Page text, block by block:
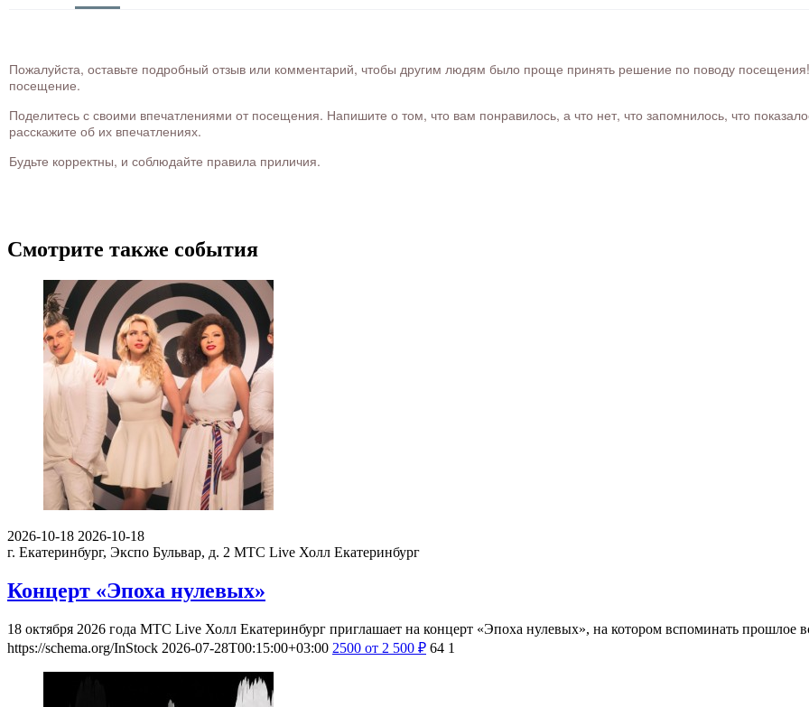
Пожалуйста, оставьте подробный отзыв или комментарий, чтобы другим людям было проще принять решение по поводу посещения!
посещение.
Поделитесь с своими впечатлениями от посещения. Напишите о том, что вам понравилось, а что нет, что запомнилось, что
расскажите об их впечатлениях.
Будьте корректны, и соблюдайте правила приличия.
Смотрите также события
2026-10-18 2026-10-18
г. Екатеринбург, Экспо Бульвар, д. 2 МТС Live Холл Екатеринбург
Концерт «Эпоха нулевых»
18 октября 2026 года МТС Live Холл Екатеринбург приглашает на концерт «Эпоха нулевых», на котором вспоминать прошлое
https://schema.org/InStock 2026-07-28T00:15:00+03:00 2500 от 2 500 ₽ 64 1